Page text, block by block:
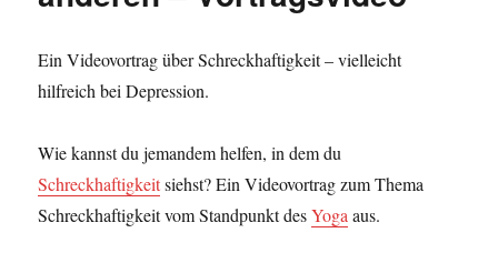
Ein Videovortrag über Schreckhaftigkeit – vielleicht
hilfreich bei Depression.
Wie kannst du jemandem helfen, in dem du
Schreckhaftigkeitsiehst? Ein Videovortrag zum Thema
Schreckhaftigkeit vom Standpunkt desYogaaus.